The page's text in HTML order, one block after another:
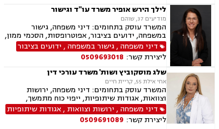
לילך הירש אופיר משרד עו"ד וגישור
מודיעים 37, שוהם
המשרד עוסק בתחומים: דיני משפחה, גישור
במשפחה, ידועים בציבור, אפוטרופסות, הסכמי ממון,
מזונות, משמורת, גירושין, נישואים אזרחיים, חלוקת
רכוש, מעמד אישי, תיאום הורי, זמני שהות, ניכור
הורי, ירושות וצוואות, ייפוי כוח מתמשך, לשון הרע,
דיני עבודה
דיני משפחה ,גישור במשפחה , ידועים בציבור
ליצירת קשר: 0509693018
שלג מוסקוביץ ושות' משרד עורכי דין
אחי אילת 55, קריית חיים
המשרד עוסק בתחומים: דיני משפחה, ירושות
וצוואות, אגודות שיתופיות, ייפוי כוח מתמשך,
מושבים וקיבוצים, מקרקעין ונדל"ן, עסקאות מכר
דירה, נחלות ומשקים במושבים, רשות מקרקעי
ישראל
דיני משפחה , ירושות וצוואות ,אגודות שיתופיות
ליצירת קשר: 0509691089